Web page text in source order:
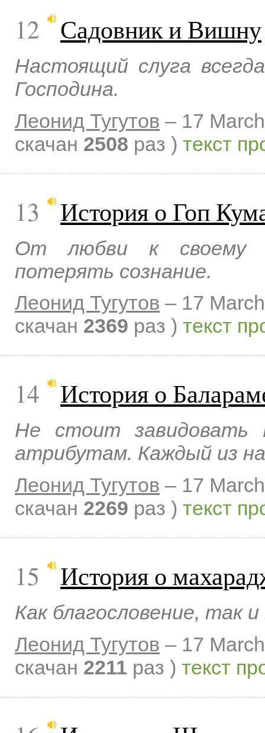
12 Садовник и Вишну
Настоящий слуга
Господина.
Леонид Тугутов – 17
скачан 2508 раз ) текст
13 История о Гоп
От любви к своему
потерять сознание.
Леонид Тугутов – 17
скачан 2369 раз ) текст
14 История о
Не стоит завидовать
атрибутам. Каждый из
Леонид Тугутов – 17
скачан 2269 раз ) текст
15 История о
Как благословение, так
Леонид Тугутов – 17
скачан 2211 раз ) текст